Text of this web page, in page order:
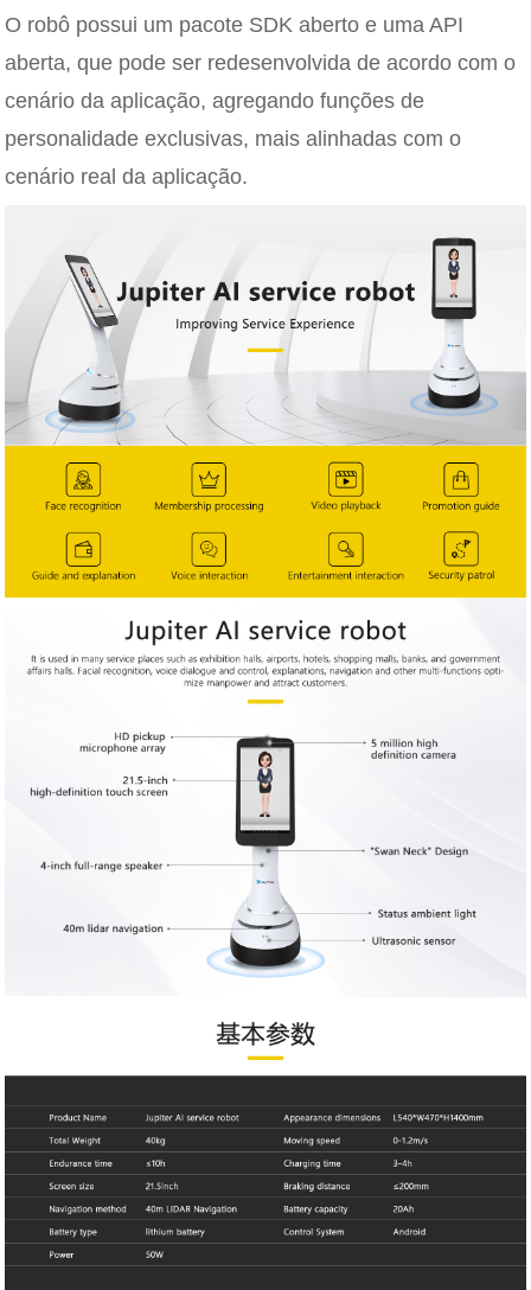
O robô possui um pacote SDK aberto e uma API
aberta, que pode ser redesenvolvida de acordo com o
cenário da aplicação, agregando funções de
personalidade exclusivas, mais alinhadas com o
cenário real da aplicação.